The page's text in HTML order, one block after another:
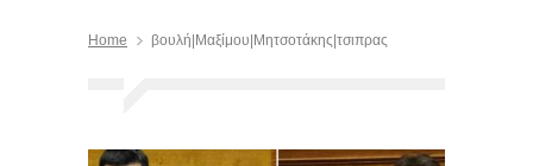
Home βουλή|Μαξίμου|Μητσοτάκης|τσιπρας